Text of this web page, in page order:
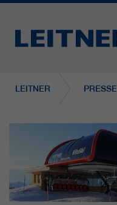
LEITNER PRESSE